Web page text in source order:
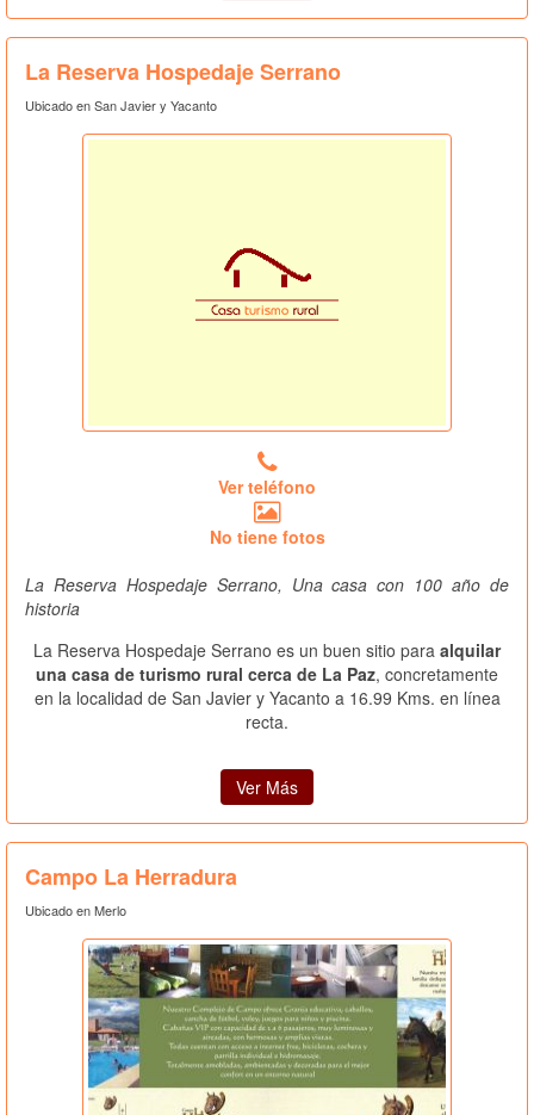
La Reserva Hospedaje Serrano
Ubicado en San Javier y Yacanto
Ver teléfono
No tiene fotos
La Reserva Hospedaje Serrano, Una casa con 100 año de
historia
La Reserva Hospedaje Serrano es un buen sitio para alquilar
una casa de turismo rural cerca de La Paz, concretamente
en la localidad de San Javier y Yacanto a 16.99 Kms. en línea
recta.
Ver Más
Campo La Herradura
Ubicado en Merlo